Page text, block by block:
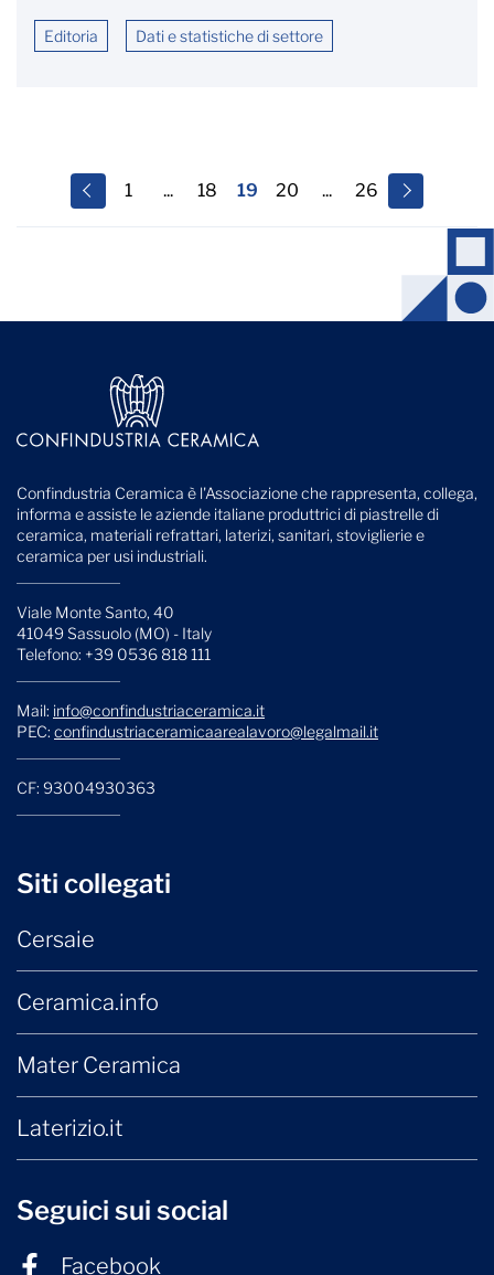
Editoria Dati e statistiche di settore
1 ... 18 19 20 ... 26
Confindustria Ceramica è l'Associazione che rappresenta, collega,
informa e assiste le aziende italiane produttrici di piastrelle di
ceramica, materiali refrattari, laterizi, sanitari, stoviglierie e
ceramica per usi industriali.
Viale Monte Santo, 40
41049 Sassuolo (MO) - Italy
Telefono: +39 0536 818 111
Mail: info@confindustriaceramica.it
PEC: confindustriaceramicaarealavoro@legalmail.it
CF: 93004930363
Siti collegati
Cersaie
Ceramica.info
Mater Ceramica
Laterizio.it
Seguici sui social
Facebook